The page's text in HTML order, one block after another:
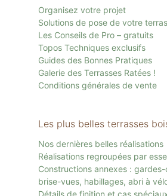
Organisez votre projet
Solutions de pose de votre
Les Conseils de Pro – gratuits
Topos Techniques exclusifs
Guides des Bonnes Pratiques
Galerie des Terrasses Ratées !
Conditions générales de vente
Les plus belles terrasses
Nos dernières belles réalisations
Réalisations regroupées par
Constructions annexes :
brise-vues, habillages, abri à
Détails de finition et cas